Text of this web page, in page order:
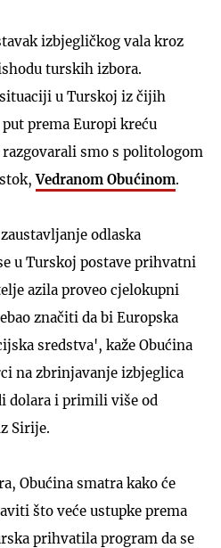
izbjegličkog vala kroz
turskih izbora.
u Turskoj iz čijih
prema Europi kreću
smo s politologom
Vedranom Obućinom.
odlaska
u Turskoj postave prihvatni
azila proveo cjelokupni
značiti da bi Europska
sredstva', kaže Obućina
na zbrinjavanje izbjeglica
dolara i primili više od
Sirije.
Obućina smatra kako će
što veće ustupke prema
prihvatila program da se